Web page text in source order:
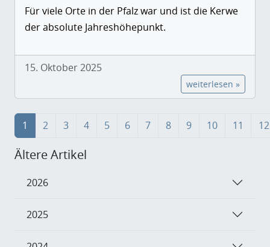
Für viele Orte in der Pfalz war und ist die Kerwe
der absolute Jahreshöhepunkt.
15. Oktober 2025
weiterlesen »
1 2 3 4 5 6 7 8 9 10 11 12
Ältere Artikel
2026
2025